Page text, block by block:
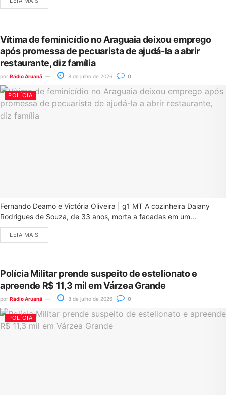
Vítima de feminicídio no Araguaia deixou emprego
após promessa de pecuarista de ajudá-la a abrir
restaurante, diz família
por Rádio Aruanã 8 de julho de 2026 0
POLÍCIA
Fernando Deamo e Victória Oliveira | g1 MT A cozinheira Daiany
Rodrigues de Souza, de 33 anos, morta a facadas em um...
LEIA MAIS
Polícia Militar prende suspeito de estelionato e
apreende R$ 11,3 mil em Várzea Grande
por Rádio Aruanã 8 de julho de 2026 0
POLÍCIA